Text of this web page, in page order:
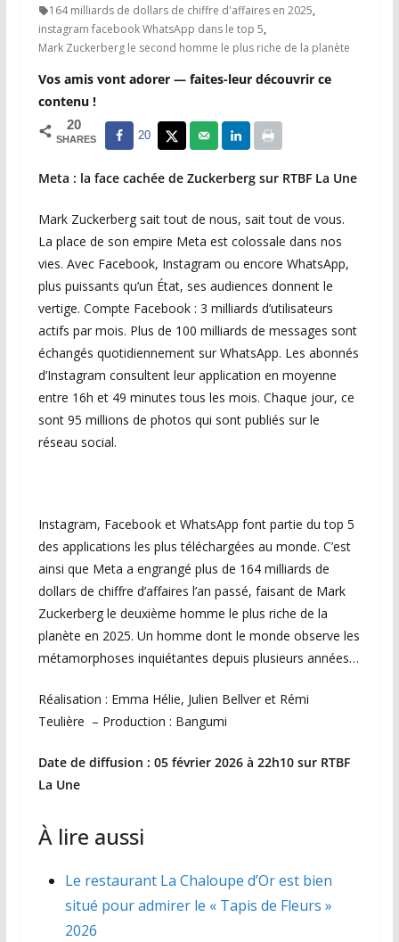
164 milliards de dollars de chiffre d'affaires en 2025,
instagram facebook WhatsApp dans le top 5,
Mark Zuckerberg le second homme le plus riche de la planète
Vos amis vont adorer — faites-leur découvrir ce
contenu !
20
SHARES 20
Meta : la face cachée de Zuckerberg sur RTBF La Une
Mark Zuckerberg sait tout de nous, sait tout de vous.
La place de son empire Meta est colossale dans nos
vies. Avec Facebook, Instagram ou encore WhatsApp,
plus puissants qu’un État, ses audiences donnent le
vertige. Compte Facebook : 3 milliards d’utilisateurs
actifs par mois. Plus de 100 milliards de messages sont
échangés quotidiennement sur WhatsApp. Les abonnés
d’Instagram consultent leur application en moyenne
entre 16h et 49 minutes tous les mois. Chaque jour, ce
sont 95 millions de photos qui sont publiés sur le
réseau social.
Instagram, Facebook et WhatsApp font partie du top 5
des applications les plus téléchargées au monde. C’est
ainsi que Meta a engrangé plus de 164 milliards de
dollars de chiffre d’affaires l’an passé, faisant de Mark
Zuckerberg le deuxième homme le plus riche de la
planète en 2025. Un homme dont le monde observe les
métamorphoses inquiétantes depuis plusieurs années…
Réalisation : Emma Hélie, Julien Bellver et Rémi
Teulière – Production : Bangumi
Date de diffusion : 05 février 2026 à 22h10 sur RTBF
La Une
À lire aussi
Le restaurant La Chaloupe d’Or est bien
situé pour admirer le « Tapis de Fleurs »
2026